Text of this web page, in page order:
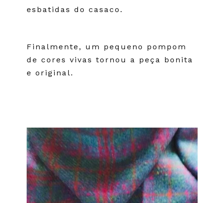
esbatidas do casaco.
Finalmente, um pequeno pompom
de cores vivas tornou a peça bonita
e original.